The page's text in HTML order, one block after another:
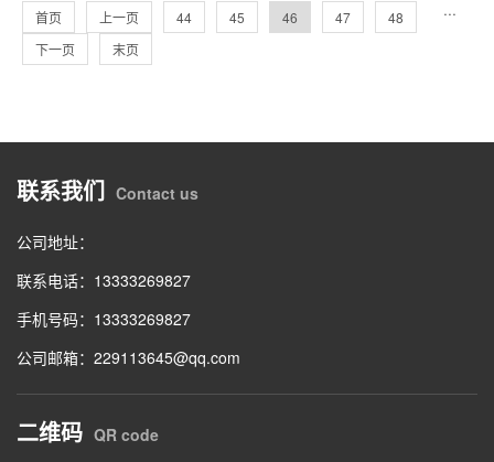
首页 上一页 ···
44 45 46 47
48
下一页
末页
联系我们 Contact us
公司地址：
联系电话：13333269827
手机号码：13333269827
公司邮箱：229113645@qq.com
二维码 QR code